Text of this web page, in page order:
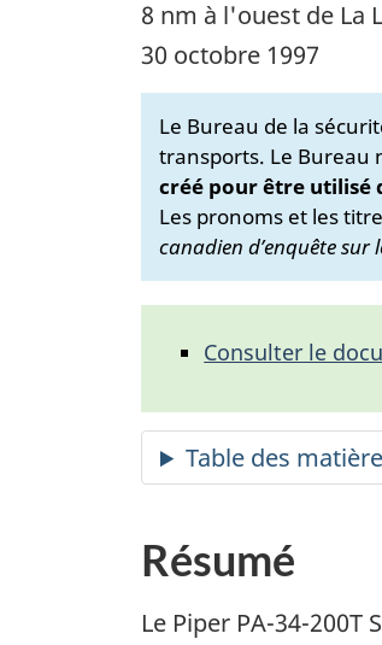
8 nm à l'ouest de La
30 octobre 1997
Le Bureau de la
transports. Le Bureau
créé pour être utilisé
Les pronoms et les
canadien d’enquête
Consulter le
Résumé
Le Piper PA-34-